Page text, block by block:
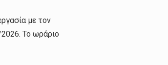
με τον
Το ωράριο